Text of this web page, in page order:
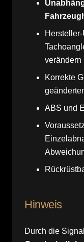
verändern
Korrekte
ABS und
Hinweis
Durch die